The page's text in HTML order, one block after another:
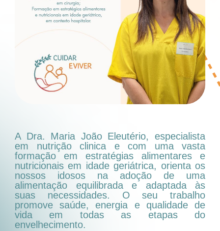
A Dra. Maria João Eleutério, especialista
em nutrição clinica e com uma vasta
formação em estratégias alimentares e
nutricionais em idade geriátrica, orienta os
nossos idosos na adoção de uma
alimentação equilibrada e adaptada às
suas necessidades. O seu trabalho
promove saúde, energia e qualidade de
vida em todas as etapas do
envelhecimento.